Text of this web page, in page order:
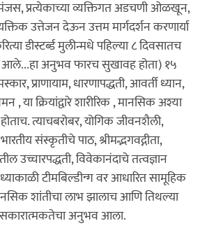
प्रत्येकाच्या व्यक्तिगत अडचणी ओळखून,
उत्तेजन देऊन उत्तम मार्गदर्शन करणार्या
डीस्टर्ब्ड मुलीन्मधे पहिल्या ८ दिवसातच
अनुभव फारच सुखावह होता) १५
प्राणायाम, धारणापद्धती, आवर्ती ध्यान,
या क्रियांद्वारे शारीरिक , मानसिक अश्या
त्याचबरोबर, योगिक जीवनशैली,
संस्कृतीचे पाठ, श्रीमद्भगवद्गीता,
उच्चारपद्धती, विवेकानंदाचे तत्वज्ञान
टीमबिल्डीन्ग वर आधारित सामूहिक
शांतीचा लाभ झालाच आणि तिथल्या
सकारात्मकतेचा अनुभव आला.